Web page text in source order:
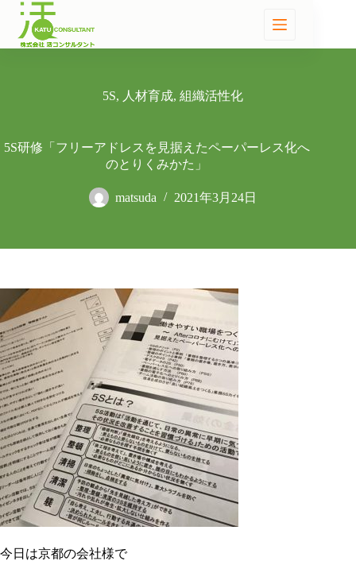
5S, 人材育成, 組織活性化
5S研修「フリーアドレスを見据えたペーパーレス化へ
のとりくみかた」
matsuda 2021年3月24日
今日は京都の会社様で